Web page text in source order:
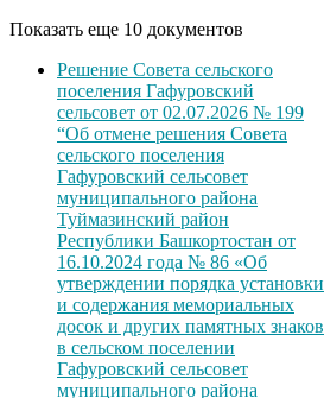
Показать еще 10 документов
Решение Совета сельского
поселения Гафуровский
сельсовет от 02.07.2026 № 199
“Об отмене решения Совета
сельского поселения
Гафуровский сельсовет
муниципального района
Туймазинский район
Республики Башкортостан от
16.10.2024 года № 86 «Об
утверждении порядка установки
и содержания мемориальных
досок и других памятных знаков
в сельском поселении
Гафуровский сельсовет
муниципального района